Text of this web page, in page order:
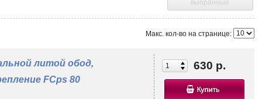
диапазон рабочих температур -35°С… +70°С. При более
от повышенного износа.
купить полиуретановые колеса для любых целей. Изделия
выбранные
Макс. кол-во на странице:
630 р.
литой обод,
FCps 80